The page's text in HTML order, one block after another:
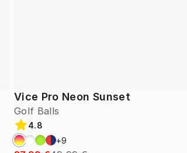
Vice Pro Neon Sunset
Golf Balls
4.8
+9